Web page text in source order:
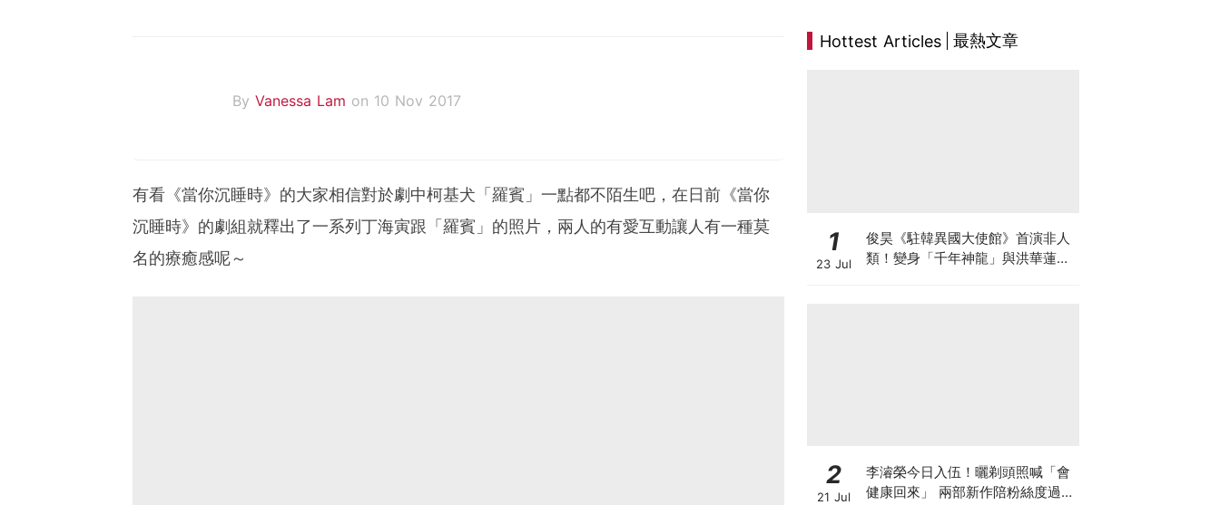
By Vanessa Lam on 10 Nov 2017
有看《當你沉睡時》的大家相信對於劇中柯基犬「羅賓」一點都不陌生吧，在日前《當你
沉睡時》的劇組就釋出了一系列丁海寅跟「羅賓」的照片，兩人的有愛互動讓人有一種莫
名的療癒感呢～
Hottest Articles 最熱文章
1
23 Jul
俊昊《駐韓異國大使館》首演非人
類！變身「千年神龍」與洪華蓮大
2
21 Jul
李濬榮今日入伍！曬剃頭照喊「會
健康回來」 兩部新作陪粉絲度過軍